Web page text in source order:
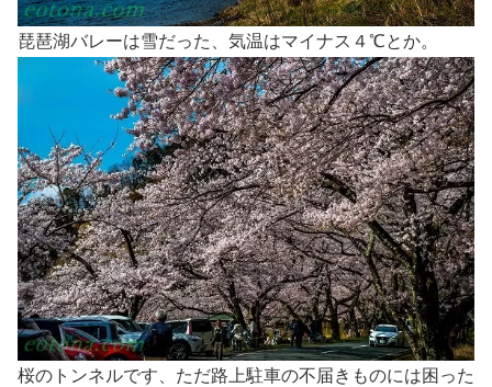
琵琶湖バレーは雪だった、気温はマイナス４℃とか。
桜のトンネルです、ただ路上駐車の不届きものには困った